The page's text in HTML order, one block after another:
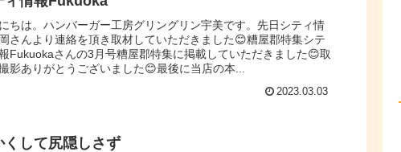
ちは。ハンバーガー工房グリングリン宇美です。先日シティ情
さんより連絡を頂き取材していただきました😊糟屋郡特集シテ
Fukuokaさんの3月号糟屋郡特集に掲載していただきました😊取
影ありがとうございました😊最後に当店の本...
2023.03.03
くして尻隠しさず